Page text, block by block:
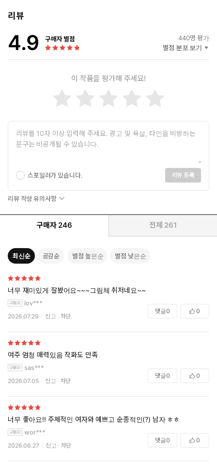
리뷰
4.9 구매자 별점 440명 평가
별점 분포 보기
이 작품을 평가해 주세요!
스포일러가 있습니다. 리뷰 등록
리뷰 작성 유의사항
구매자 246 전체 261
최신순 공감순 별점 높은순 별점 낮은순
너무 재미있게 잘봤어요~~~그림체 취저네요~~
lov***
2026.07.29 신고 차단
댓글0 0
여주 엄청 매력있음 작화도 만족
sas***
2026.07.05 신고 차단
댓글0 0
너무 좋아요!! 주체적인 여자와 예쁘고 순종적인(?) 남자 ㅎㅎ
wor***
2026.06.27 신고 차단
댓글0 0